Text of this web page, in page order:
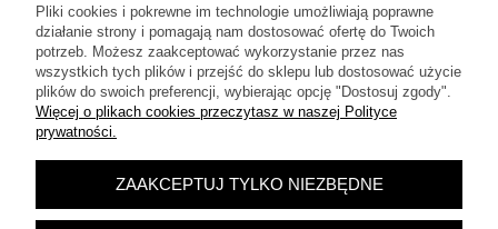
POKAŻ PEŁNĄ WERSJĘ STRONY
Sklep internetowy Shoper.pl
Pliki cookies i pokrewne im technologie umożliwiają poprawne
działanie strony i pomagają nam dostosować ofertę do Twoich
potrzeb. Możesz zaakceptować wykorzystanie przez nas
wszystkich tych plików i przejść do sklepu lub dostosować użycie
plików do swoich preferencji, wybierając opcję "Dostosuj zgody".
Więcej o plikach cookies przeczytasz w naszej Polityce
prywatności.
ZAAKCEPTUJ TYLKO NIEZBĘDNE